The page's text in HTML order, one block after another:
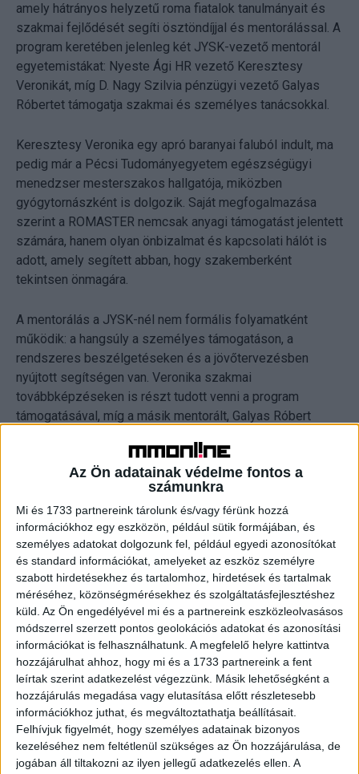
Az Ön adatainak védelme fontos a
számunkra
Mi és 1733 partnereink tárolunk és/vagy férünk hozzá
információkhoz egy eszközön, például sütik formájában, és
személyes adatokat dolgozunk fel, például egyedi azonosítókat
és standard információkat, amelyeket az eszköz személyre
szabott hirdetésekhez és tartalomhoz, hirdetések és tartalmak
méréséhez, közönségmérésekhez és szolgáltatásfejlesztéshez
küld. Az Ön engedélyével mi és a partnereink eszközleolvasásos
módszerrel szerzett pontos geolokációs adatokat és azonosítási
információkat is felhasználhatunk. A megfelelő helyre kattintva
hozzájárulhat ahhoz, hogy mi és a 1733 partnereink a fent
leírtak szerint adatkezelést végezzünk. Másik lehetőségként a
hozzájárulás megadása vagy elutasítása előtt részletesebb
információkhoz juthat, és megváltoztathatja beállításait.
Felhívjuk figyelmét, hogy személyes adatainak bizonyos
kezeléséhez nem feltétlenül szükséges az Ön hozzájárulása, de
jogában áll tiltakozni az ilyen jellegű adatkezelés ellen. A
amely hátrányos helyzetű roma fiatalok tanulmányait és
szakmai fejlődését segíti ösztöndíjjal és mentorálással. A
program keretében jelenleg két JYSK-vezető mentorál
egyetemistákat: Nyeste Ági HR vezető Keresztesy
Veronikát, míg D. Nagy Szilvia pénzügyi vezető Galyas
Róbertet támogatja szakmai és személyes tanácsokkal.
Keresztesy Veronika egy apró baranyai faluból indult, ma
pedig már a Pécsi Tudományegyetem egészségügyi
menedzser mesterszakos hallgatója, miközben
gyógytornászként is dolgozik. Saját megfogalmazása
szerint a ROMASTER nemcsak anyagi támogatást jelentett
számára, hanem olyan önbizalmat és kapcsolati hálót is
adott, amely segített abban, hogy szakemberként
tekintsen önmagára.
A mentorálás a JYSK-nél nem formális folyamatként
működik: a hangsúly a személyes támogatáson, a
rendszeres beszélgetéseken és a jövőtervezésben
nyújtott segítségen van. Veronika szakmai
továbbképzéseken is részt tudott venni a program
támogatásával, míg a másik mentorált, Galyas Róbert
munkaerőpiaci lehetőségekről egyeztet rendszeresen.
A támogatás túlmutat az ösztöndíjakon
A vállalat szerint a sokszínűség támogatása nem ér véget
az ösztöndíjaknál: hosszú távú céljuk, hogy a fiatalok
valódi szakmai lehetőségekhez és hosszú távon
támogató közeghez jussanak. Ennek egyik legújabb
példája, hogy egy korábbi ROMASTER mentorált, ma már a
JYSK ecseri logisztikai központjában dolgozó Lakatos
János maga is bekapcsolódik a mentorálásba, és
logisztikai területen segíti egy jelenlegi ösztöndíjas
szakmai fejlődését.
A vállalat társadalmi felelősségvállalási tevékenysége
ennél is szélesebb körű: a JYSK Otthont Teremtünk
adományprogramja termékadományokkal, önkéntes